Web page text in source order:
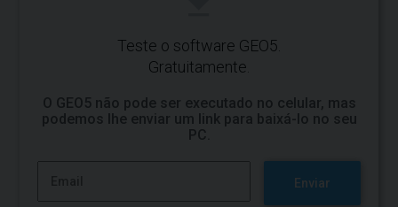
Teste o software GEO5.
Gratuitamente.
O GEO5 não pode ser executado no celular, mas
podemos lhe enviar um link para baixá-lo no seu
PC.
Enviar